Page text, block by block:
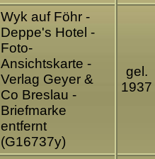
Wyk auf Föhr -
Deppe's Hotel -
Foto-
Ansichtskarte -
Verlag Geyer &
Co Breslau -
Briefmarke
entfernt
(G16737y)
gel.
1937